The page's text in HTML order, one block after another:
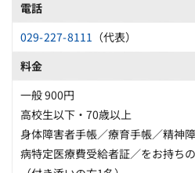
電話
029-227-8111 （代表）
料金
一般 900円
高校生以下・70歳以上
身体障害者手帳／療育手帳／精神
病特定医療費受給者証／をお持ち